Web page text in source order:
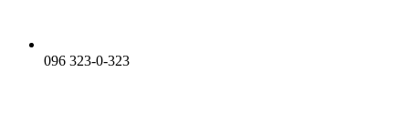
096 323-0-323